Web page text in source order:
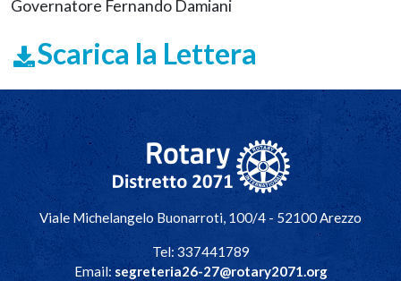
Governatore Fernando Damiani
Scarica la Lettera
Navigazione principale
Viale Michelangelo Buonarroti, 100/4 - 52100 Arezzo
Tel: 337441789
Email:segreteria26-27@rotary2071.org